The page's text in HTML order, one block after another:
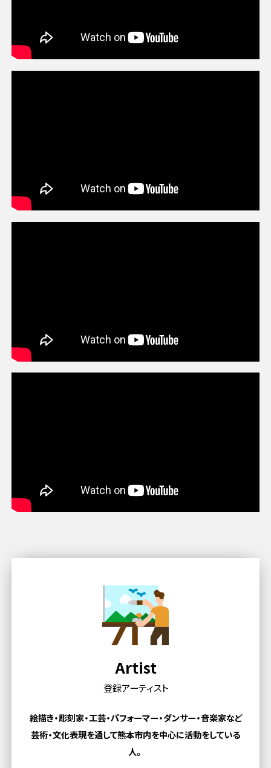
Artist
登録アーティスト
絵描き・彫刻家・工芸・パフォーマー・ダンサー・音楽家など
芸術・文化表現を通して熊本市内を中心に活動をしている
人。